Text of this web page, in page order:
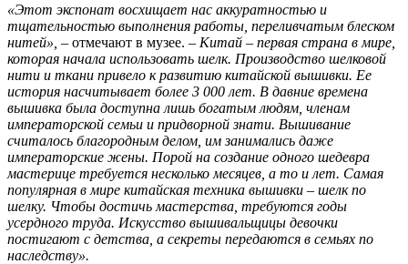
«Этот экспонат восхищает нас аккуратностью и
тщательностью выполнения работы, переливчатым блеском
нитей», – отмечают в музее. – Китай – первая страна в мире,
которая начала использовать шелк. Производство шелковой
нити и ткани привело к развитию китайской вышивки. Ее
история насчитывает более 3 000 лет. В давние времена
вышивка была доступна лишь богатым людям, членам
императорской семьи и придворной знати. Вышивание
считалось благородным делом, им занимались даже
императорские жены. Порой на создание одного шедевра
мастерице требуется несколько месяцев, а то и лет. Самая
популярная в мире китайская техника вышивки – шелк по
шелку. Чтобы достичь мастерства, требуются годы
усердного труда. Искусство вышивальщицы девочки
постигают с детства, а секреты передаются в семьях по
наследству».